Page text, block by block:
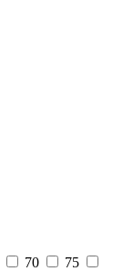
70
75